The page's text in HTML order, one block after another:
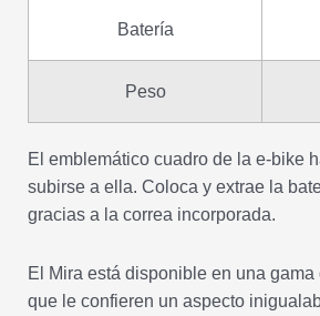
Batería
Peso
El emblemático cuadro de la e-bike
subirse a ella. Coloca y extrae la
gracias a la correa incorporada.
El Mira está disponible en una
que le confieren un aspecto